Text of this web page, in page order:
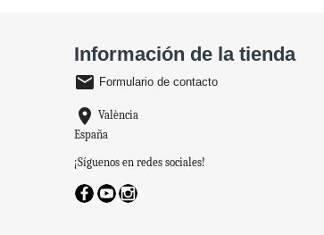
Información de la tienda
email Formulario de contacto
location_on València
España
¡Síguenos en redes sociales!
Facebook
YouTube